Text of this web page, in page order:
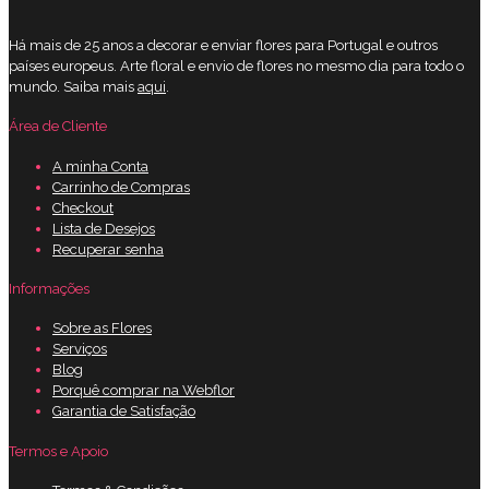
Há mais de 25 anos a decorar e enviar flores para Portugal e outros
países europeus. Arte floral e envio de flores no mesmo dia para todo o
mundo. Saiba mais aqui.
Área de Cliente
A minha Conta
Carrinho de Compras
Checkout
Lista de Desejos
Recuperar senha
Informações
Sobre as Flores
Serviços
Blog
Porquê comprar na Webflor
Garantia de Satisfação
Termos e Apoio